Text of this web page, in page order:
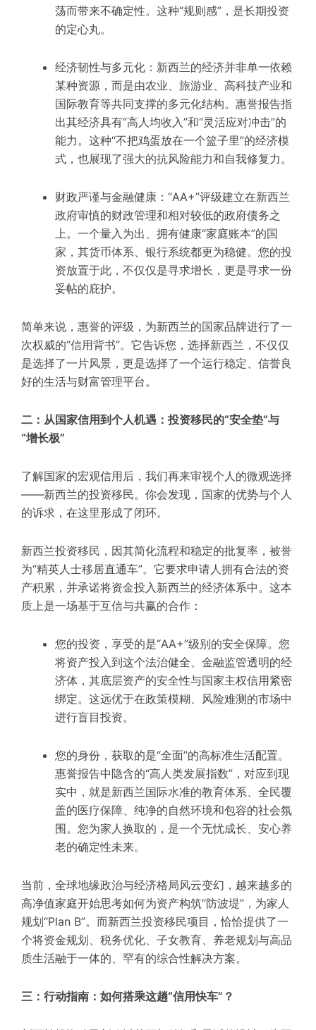
荡而带来不确定性。这种“规则感”，是长期投资
的定心丸。
经济韧性与多元化：新西兰的经济并非单一依赖
某种资源，而是由农业、旅游业、高科技产业和
国际教育等共同支撑的多元化结构。惠誉报告指
出其经济具有“高人均收入”和“灵活应对冲击”的
能力。这种“不把鸡蛋放在一个篮子里”的经济模
式，也展现了强大的抗风险能力和自我修复力。
财政严谨与金融健康：“AA+”评级建立在新西兰
政府审慎的财政管理和相对较低的政府债务之
上。一个量入为出、拥有健康“家庭账本”的国
家，其货币体系、银行系统都更为稳健。您的投
资放置于此，不仅仅是寻求增长，更是寻求一份
妥帖的庇护。
简单来说，惠誉的评级，为新西兰的国家品牌进行了一
次权威的“信用背书”。它告诉您，选择新西兰，不仅仅
是选择了一片风景，更是选择了一个运行稳定、信誉良
好的生活与财富管理平台。
二：从国家信用到个人机遇：投资移民的“安全垫”与
“增长极”
了解国家的宏观信用后，我们再来审视个人的微观选择
——新西兰的投资移民。你会发现，国家的优势与个人
的诉求，在这里形成了闭环。
新西兰投资移民，因其简化流程和稳定的批复率，被誉
为“精英人士移居直通车”。它要求申请人拥有合法的资
产积累，并承诺将资金投入新西兰的经济体系中。这本
质上是一场基于互信与共赢的合作：
您的投资，享受的是“AA+”级别的安全保障。您
将资产投入到这个法治健全、金融监管透明的经
济体，其底层资产的安全性与国家主权信用紧密
绑定。这远优于在政策模糊、风险难测的市场中
进行盲目投资。
您的身份，获取的是“全面”的高标准生活配置。
惠誉报告中隐含的“高人类发展指数”，对应到现
实中，就是新西兰国际水准的教育体系、全民覆
盖的医疗保障、纯净的自然环境和包容的社会氛
围。您为家人换取的，是一个无忧成长、安心养
老的确定性未来。
当前，全球地缘政治与经济格局风云变幻，越来越多的
高净值家庭开始思考如何为资产构筑“防波堤”，为家人
规划“Plan B”。而新西兰投资移民项目，恰恰提供了一
个将资金规划、税务优化、子女教育、养老规划与高品
质生活融于一体的、罕有的综合性解决方案。
三：行动指南：如何搭乘这趟“信用快车”？